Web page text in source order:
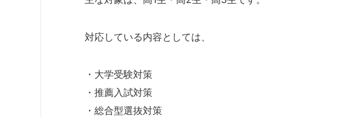
対応している内容としては、
・大学受験対策
・推薦入試対策
・総合型選抜対策